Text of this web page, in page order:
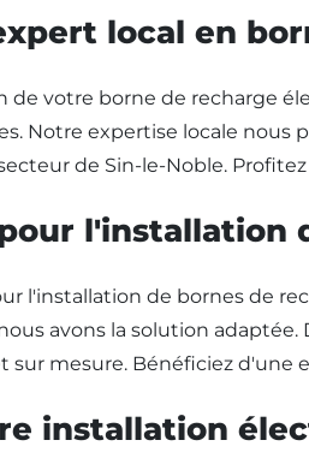
local en
votre borne de recharge
Notre expertise locale
de Sin-le-Noble.
l'installation
l'installation de bornes de
avons la solution
mesure. Bénéficiez
installation